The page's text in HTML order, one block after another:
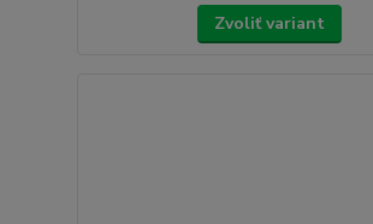
Zvoliť variant